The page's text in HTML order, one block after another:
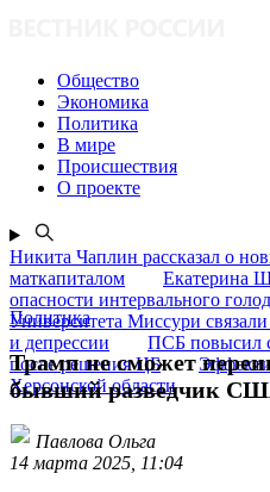
Общество
Экономика
Политика
В мире
Происшествия
О проекте
Никита Чаплин рассказал о
маткапиталом
Екатерина
опасности интервального
Университета Миссури
и депрессии
ПСБ повысил
после решения ЦБ
Херсонской области
Политика
Трамп не сможет
бывший разведчик
Павлова Ольга
14 марта 2025, 11:04